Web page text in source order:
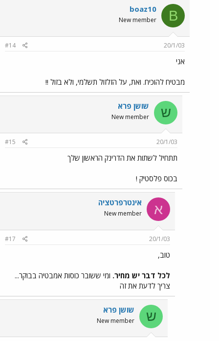
B
boaz10
New member
20/1/03
#14
אני
מבטיח להוכיח. ואת, על הזלזול תשלמי, ולא בזול !!
ש שושן פרא
New member
20/1/03
#15
תתחיל לשתות את הדרינק הראשון שלך
בכוס פלסטיק !
א אינטרפרטציה
New member
20/1/03
#17
טוב,
לכל דבר יש מחיר. ומי ששובר כוסות אמבטיה בבוקר...
צריך לדעת את זה
ש שושן פרא
New member